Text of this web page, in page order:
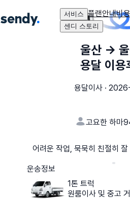
서비스 플랜안내비
센디 스토리
울산 →
용달 이용
용달이사·
고요한 하마
어려운 작업, 묵묵히 친절히
운송정보
1톤 트럭
원룸이사 및 중고